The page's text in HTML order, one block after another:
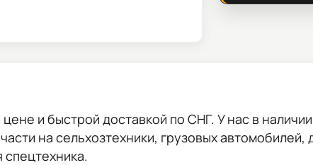
и быстрой доставкой по СНГ. У нас в
на сельхозтехники, грузовых автомобилей,